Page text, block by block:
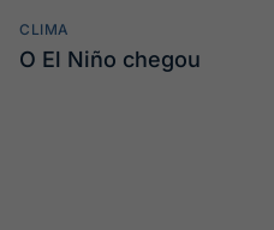
CLIMA
O El Niño chegou